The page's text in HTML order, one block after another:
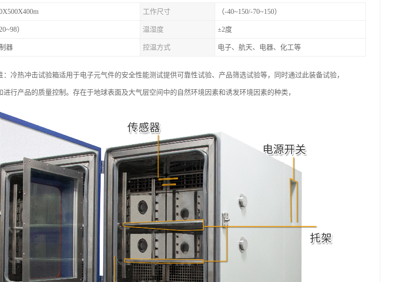
工作尺寸 （-40~150/-70~150）
） 温湿度 ±2度
器 控温方式 电子、航天、电器、化工等
：冷热冲击试验箱适用于电子元气件的安全性能测试提供可靠性试验、产品筛选试验等，同时通过此装备试验，
进行产品的质量控制。存在于地球表面及大气层空间中的自然环境因素和诱发环境因素的种类，